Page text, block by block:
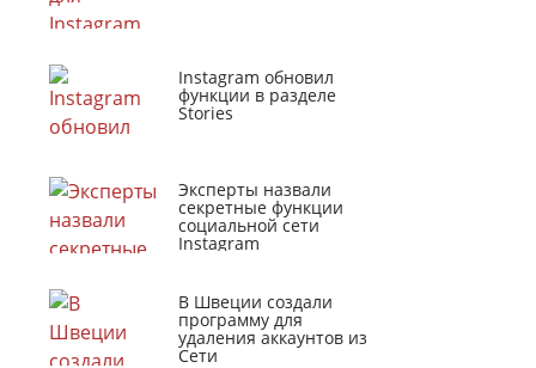
Instagram обновил
функции в разделе
Stories
Эксперты назвали
секретные функции
социальной сети
Instagram
В Швеции создали
программу для
удаления аккаунтов из
Сети